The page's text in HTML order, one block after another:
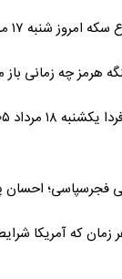
شنبه ۱۷ مرداد ۱۴۰۵
هرمز چه زمانی
فجرسپاسی؛ احسان
که آمریکا شرایط